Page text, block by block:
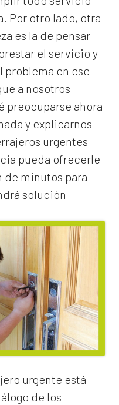
Por otro lado, otra
es la de pensar
el servicio y
problema en ese
a nosotros
preocuparse ahora
y explicarnos
urgentes
pueda ofrecerle
de minutos para
solución
urgente está
de los